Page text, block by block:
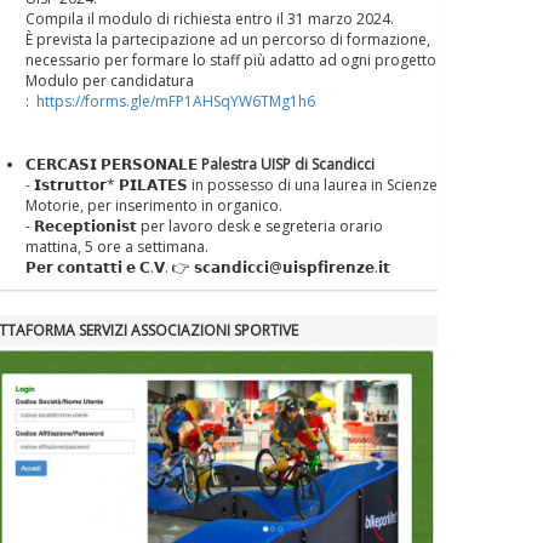
Compila il modulo di richiesta entro il 31 marzo 2024.
È prevista la partecipazione ad un percorso di formazione,
necessario per formare lo staff più adatto ad ogni progetto
Modulo per candidatura
: https://forms.gle/mFP1AHSqYW6TMg1h6
𝗖𝗘𝗥𝗖𝗔𝗦𝗜 𝗣𝗘𝗥𝗦𝗢𝗡𝗔𝗟𝗘 Palestra UISP di Scandicci
- 𝗜𝘀𝘁𝗿𝘂𝘁𝘁𝗼𝗿* 𝗣𝗜𝗟𝗔𝗧𝗘𝗦 in possesso di una laurea in Scienze
Motorie, per inserimento in organico.
- 𝗥𝗲𝗰𝗲𝗽𝘁𝗶𝗼𝗻𝗶𝘀𝘁 per lavoro desk e segreteria orario
mattina, 5 ore a settimana.
𝗣𝗲𝗿 𝗰𝗼𝗻𝘁𝗮𝘁𝘁𝗶 𝗲 𝗖.𝗩. 👉 𝘀𝗰𝗮𝗻𝗱𝗶𝗰𝗰𝗶@𝘂𝗶𝘀𝗽𝗳𝗶𝗿𝗲𝗻𝘇𝗲.𝗶𝘁
SERVIZI ASSOCIAZIONI SPORTIVE